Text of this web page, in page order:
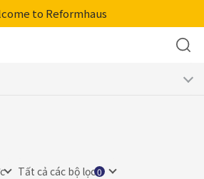
to Reformhaus
Tất cả các bộ lọc